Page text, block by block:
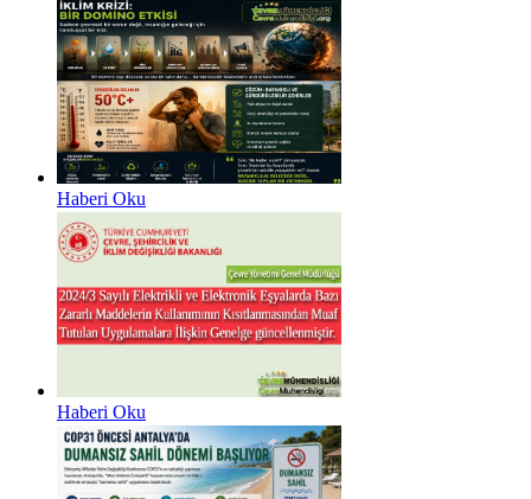
Haberi Oku
Haberi Oku